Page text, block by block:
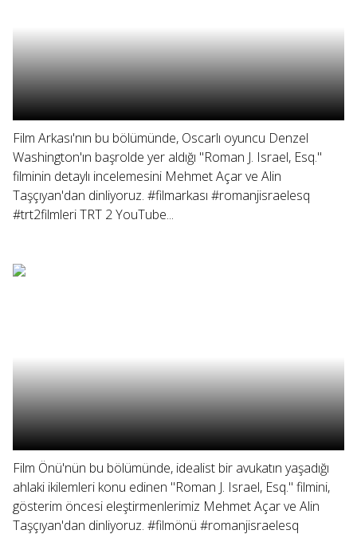
Film Arkası'nın bu bölümünde, Oscarlı oyuncu Denzel
Washington'ın başrolde yer aldığı "Roman J. Israel, Esq."
filminin detaylı incelemesini Mehmet Açar ve Alin
Taşçıyan'dan dinliyoruz. #filmarkası #romanjisraelesq
#trt2filmleri TRT 2 YouTube...
Film Önü'nün bu bölümünde, idealist bir avukatın yaşadığı
ahlaki ikilemleri konu edinen "Roman J. Israel, Esq." filmini,
gösterim öncesi eleştirmenlerimiz Mehmet Açar ve Alin
Taşçıyan'dan dinliyoruz. #filmönü #romanjisraelesq